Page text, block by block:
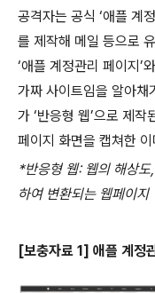
공격자는 공식 ‘애플 계
를 제작해 메일 등으로
‘애플 계정관리 페이지’
가짜 사이트임을 알아채
가 ‘반응형 웹’으로 제
페이지 화면을 캡쳐한
*반응형 웹: 웹의 해상도,
하여 변환되는 웹페이지
[보충자료 1] 애플 계정